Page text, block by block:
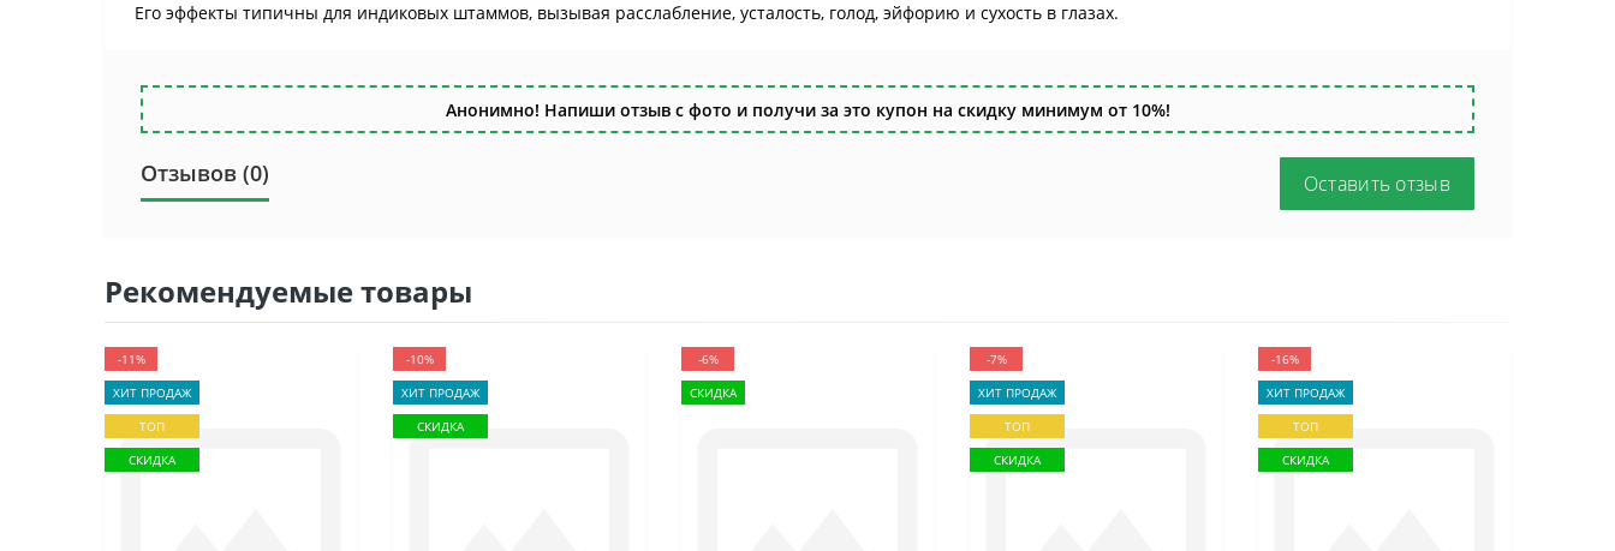
Его эффекты типичны для индиковых штаммов, вызывая расслабление, усталость, голод, эйфорию и сухость в глазах.
Анонимно! Напиши отзыв с фото и получи за это купон на скидку минимум от 10%!
Отзывов (0) Оставить отзыв
Рекомендуемые товары
-11%
ХИТ ПРОДАЖ
ТОП
СКИДКА
-10%
ХИТ ПРОДАЖ
СКИДКА
-6%
СКИДКА
-7%
ХИТ ПРОДАЖ
ТОП
СКИДКА
-16%
ХИТ ПРОДАЖ
ТОП
СКИДКА